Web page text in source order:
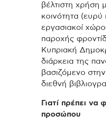
βέλτιστη χρήση
κοινότητα (ευρύ
εργασιακοί
παροχής
Κυπριακή
διάρκεια της
βασιζόμενο
διεθνή
Γιατί πρέπει
προσώπου